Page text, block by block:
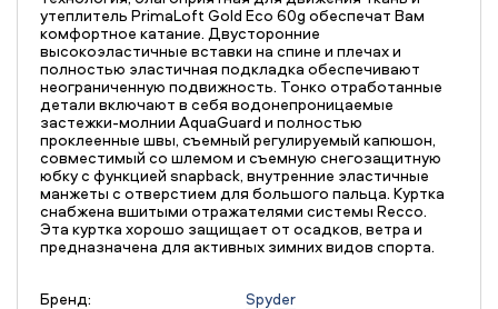
утеплитель PrimaLoft Gold Eco 60g обеспечат Вам
комфортное катание. Двусторонние
высокоэластичные вставки на спине и плечах и
полностью эластичная подкладка обеспечивают
неограниченную подвижность. Тонко отработанные
детали включают в себя водонепроницаемые
застежки-молнии AquaGuard и полностью
проклеенные швы, съемный регулируемый капюшон,
совместимый со шлемом и съемную снегозащитную
юбку с функцией snapback, внутренние эластичные
манжеты с отверстием для большого пальца. Куртка
снабжена вшитыми отражателями системы Recco.
Эта куртка хорошо защищает от осадков, ветра и
предназначена для активных зимних видов спорта.
Бренд:
Spyder